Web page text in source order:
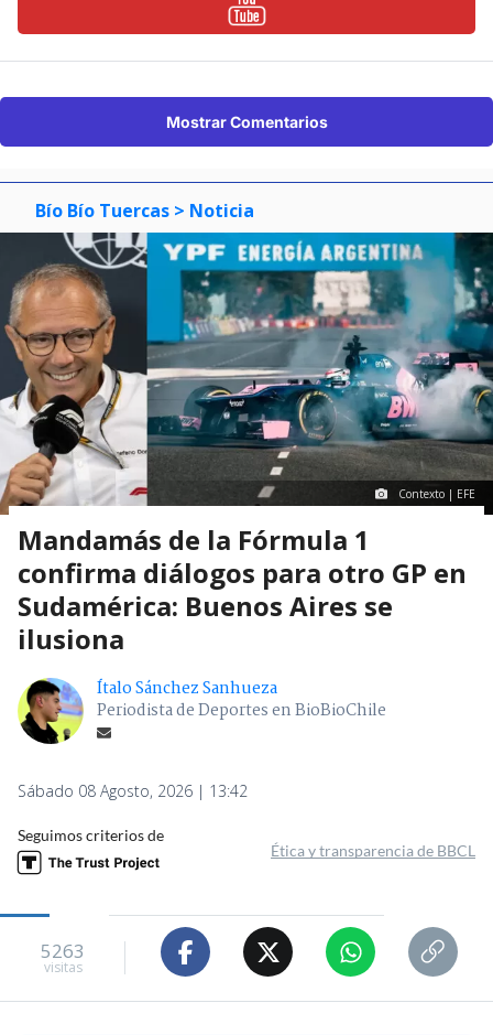
Mostrar Comentarios
Bío Bío Tuercas > Noticia
Contexto | EFE
Mandamás de la Fórmula 1
confirma diálogos para otro GP en
Sudamérica: Buenos Aires se
ilusiona
Ítalo Sánchez Sanhueza
Periodista de Deportes en BioBioChile
Sábado 08 Agosto, 2026 | 13:42
Seguimos criterios de
Ética y transparencia de BBCL
5263
visitas